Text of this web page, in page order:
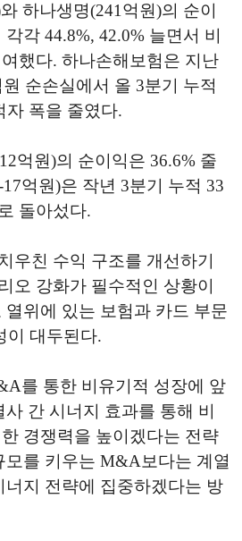
하나생명(241억원)의 순이
각 44.8%, 42.0% 늘면서 비
했다. 하나손해보험은 지난
순손실에서 올 3분기 누적
자 폭을 줄였다.
억원)의 순이익은 36.6% 줄
억원)은 작년 3분기 누적 33
돌아섰다.
우친 수익 구조를 개선하기
오 강화가 필수적인 상황이
위에 있는 보험과 카드 부문
이 대두된다.
를 통한 비유기적 성장에 앞
간 시너지 효과를 통해 비
경쟁력을 높이겠다는 전략
모를 키우는 M&A보다는 계열
너지 전략에 집중하겠다는 방